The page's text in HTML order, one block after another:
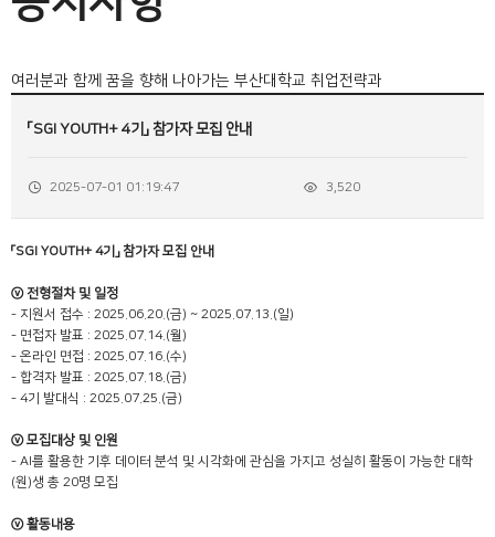
여러분과 함께 꿈을 향해 나아가는 부산대학교 취업전략과
「SGI YOUTH+ 4기」 참가자 모집 안내
2025-07-01 01:19:47 3,520
「SGI YOUTH+ 4기」 참가자 모집 안내
ⓥ 전형절차 및 일정
- 지원서 접수 : 2025.06.20.(금) ~ 2025.07.13.(일)
- 면접자 발표 : 2025.07.14.(월)
- 온라인 면접 : 2025.07.16.(수)
- 합격자 발표 : 2025.07.18.(금)
- 4기 발대식 : 2025.07.25.(금)
ⓥ 모집대상 및 인원
- AI를 활용한 기후 데이터 분석 및 시각화에 관심을 가지고 성실히 활동이 가능한 대학
(원)생 총 20명 모집
ⓥ 활동내용